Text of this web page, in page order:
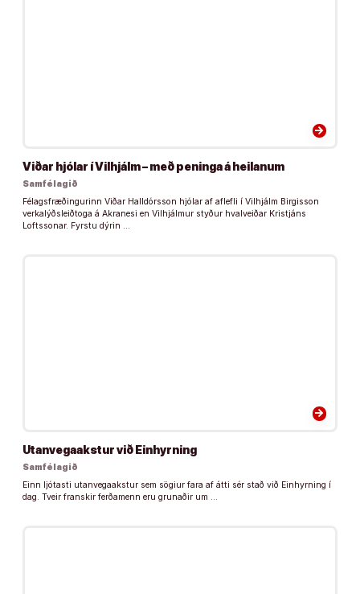
arrow_forward
Viðar hjólar í Vilhjálm – með peninga á heilanum
Samfélagið
Félagsfræðingurinn Viðar Halldórsson hjólar af aflefli í Vilhjálm Birgisson
verkalýðsleiðtoga á Akranesi en Vilhjálmur styður hvalveiðar Kristjáns
Loftssonar. Fyrstu dýrin …
arrow_forward
Utanvegaakstur við Einhyrning
Samfélagið
Einn ljótasti utanvegaakstur sem sögiur fara af átti sér stað við Einhyrning í
dag. Tveir franskir ferðamenn eru grunaðir um …